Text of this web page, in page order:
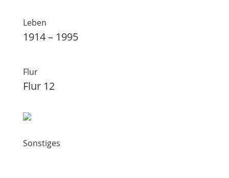
Leben
1914 – 1995
Flur
Flur 12
Sonstiges